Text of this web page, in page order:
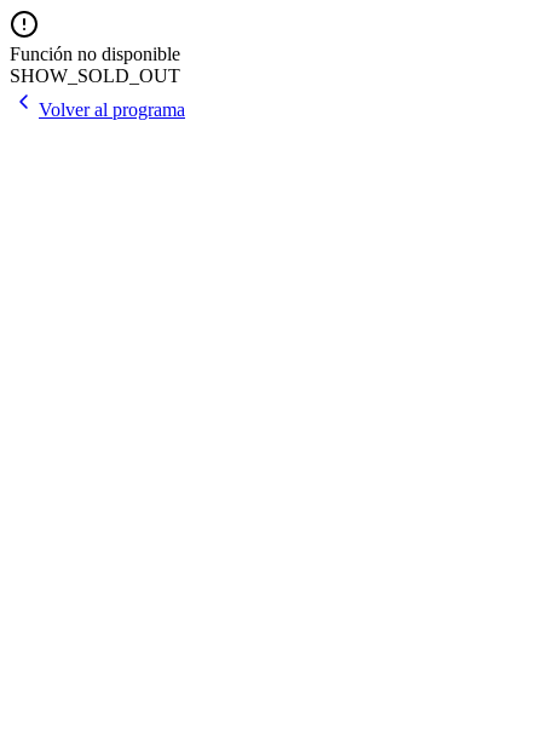
Función no disponible
SHOW_SOLD_OUT
Volver al programa